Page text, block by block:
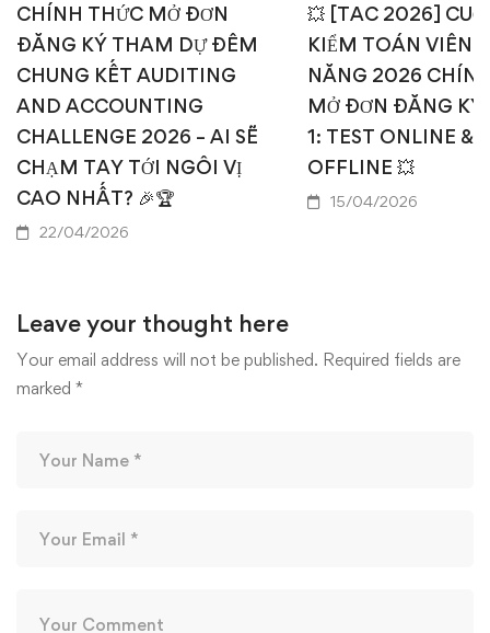
CHÍNH THỨC MỞ ĐƠN
ĐĂNG KÝ THAM DỰ ĐÊM
CHUNG KẾT AUDITING
AND ACCOUNTING
CHALLENGE 2026 – AI SẼ
CHẠM TAY TỚI NGÔI VỊ
CAO NHẤT? 🎉🏆
22/04/2026
💥 [TAC 2026]
KIỂM TOÁN VIÊN
NĂNG 2026
MỞ ĐƠN ĐĂNG KÝ
1: TEST ONLINE &
OFFLINE 💥
15/04/2026
Leave your thought here
Your email address will not be published. Required fields are
marked *